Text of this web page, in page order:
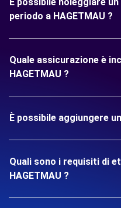
periodo a HAGETMAU ?
Quale assicurazione è
HAGETMAU ?
È possibile aggiungere
Quali sono i requisiti di
HAGETMAU ?